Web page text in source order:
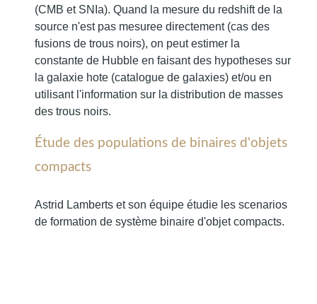
(CMB et SNIa). Quand la mesure du redshift de la
source n'est pas mesuree directement (cas des
fusions de trous noirs), on peut estimer la
constante de Hubble en faisant des hypotheses sur
la galaxie hote (catalogue de galaxies) et/ou en
utilisant l'information sur la distribution de masses
des trous noirs.
Étude des populations de binaires d'objets
compacts
Astrid Lamberts et son équipe étudie les scenarios
de formation de système binaire d'objet compacts.